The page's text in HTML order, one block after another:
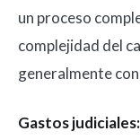
un proceso
complejidad del
generalmente
Gastos judiciales: